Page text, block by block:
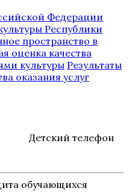
Федерации
Республики
пространство в
оценка качества
культуры Результаты
оказания услуг
Детский телефон
обучающихся